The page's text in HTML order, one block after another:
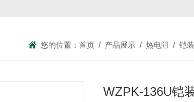
您的位置：首页 / 产品展示 /热电阻 /铠
WZPK-136U铠